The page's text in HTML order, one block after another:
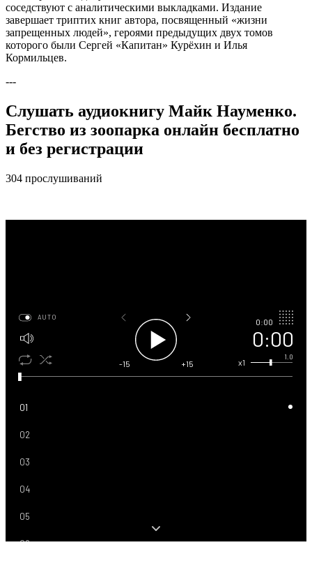
соседствуют с аналитическими выкладками. Издание
завершает триптих книг автора, посвященный «жизни
запрещенных людей», героями предыдущих двух томов
которого были Сергей «Капитан» Курёхин и Илья
Кормильцев.
---
Слушать аудиокнигу Майк Науменко.
Бегство из зоопарка онлайн бесплатно
и без регистрации
304 прослушиваний
0:00
0:00
1.0
x1
-15 +15
AUTO
01
02
03
04
05
06